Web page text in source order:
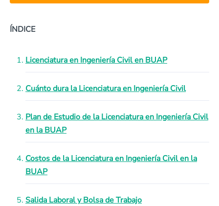
ÍNDICE
Licenciatura en Ingeniería Civil en BUAP
Cuánto dura la Licenciatura en Ingeniería Civil
Plan de Estudio de la Licenciatura en Ingeniería Civil
en la BUAP
Costos de la Licenciatura en Ingeniería Civil en la
BUAP
Salida Laboral y Bolsa de Trabajo